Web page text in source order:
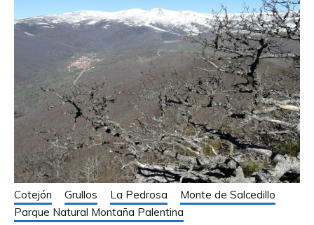
Cotejón Grullos La Pedrosa
Monte de Salcedillo
Parque Natural Montaña Palentina